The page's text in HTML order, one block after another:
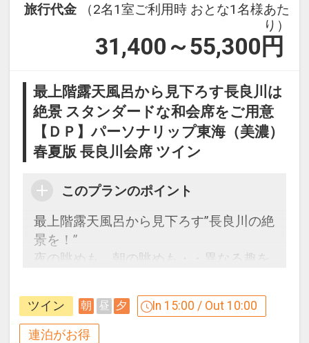
素泊り（食事は含まれません）
設定期間：2024年2月14日～2027年6月
30日
インターネットコース番号：DP-2-
200000029738
旅行代金
（2名1室ご利用時 おとな1名様あた
り）
31,400～55,300 円
最上階露天風呂から見下ろす長良川は
絶景 スタンダードな和会席をご用意
【ＤＰ】パーソナリップ東海（美濃）
春夏版 長良川会席 ツイン
このプランのポイント
最上階露天風呂から見下ろす”長良川の絶
景を！”
夜の眺めも、朝の眺めも・・異なる趣を
ご夕食はスタンダードな和会席をご用意
【連泊するとお得】連泊割引がございま
ツイン 朝 昼 夕 In 15:00 / Out 10:00
連泊がお得